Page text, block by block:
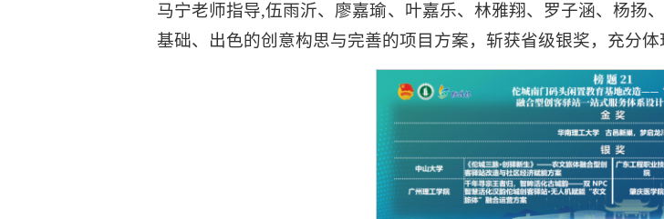
马宁老师指导,伍雨沂、廖嘉瑜、叶嘉乐、林雅翔、罗子涵、杨扬
基础、出色的创意构思与完善的项目方案，斩获省级银奖，充分体